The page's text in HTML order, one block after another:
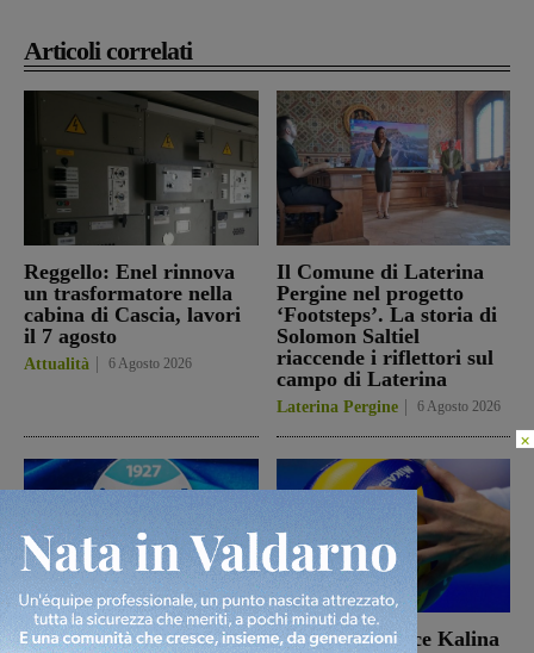
Articoli correlati
Reggello: Enel rinnova
un trasformatore nella
cabina di Cascia, lavori
il 7 agosto
Attualità 6 Agosto 2026
Il Comune di Laterina
Pergine nel progetto
‘Footsteps’. La storia di
Solomon Saltiel
riaccende i riflettori sul
campo di Laterina
Laterina Pergine 6 Agosto 2026
Il 26 agosto cena e
La schiacciatrice Kalina
×